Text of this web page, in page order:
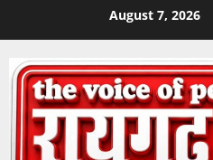
August 7, 2026